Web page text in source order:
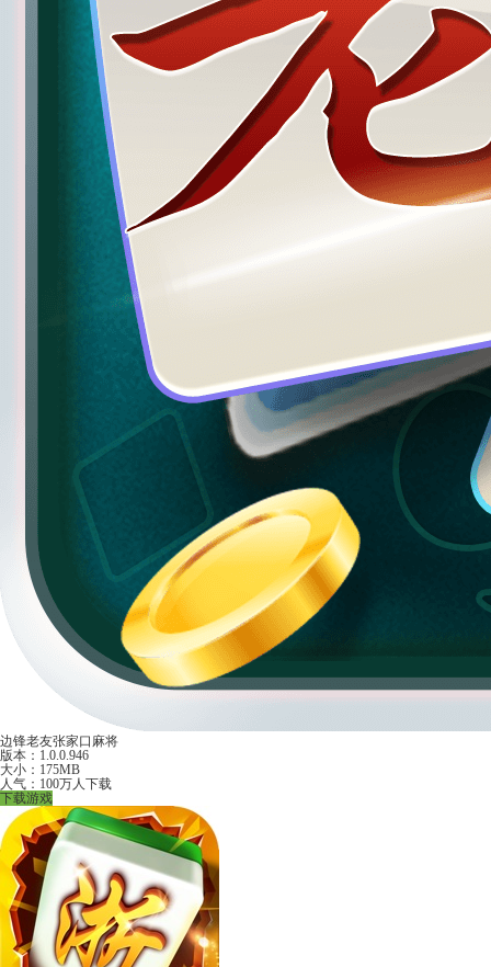
边锋老友张家口麻将
版本：1.0.0.946
大小：175MB
人气：100万人下载
下载游戏